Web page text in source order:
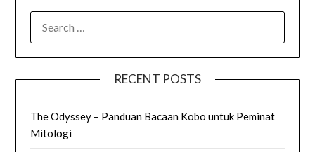
FOR:
RECENT POSTS
The Odyssey – Panduan Bacaan Kobo untuk Peminat
Mitologi